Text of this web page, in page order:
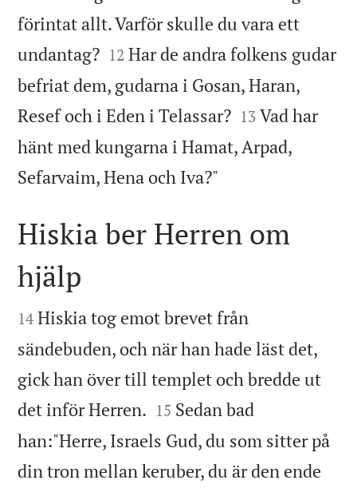
förintat allt. Varför skulle du vara ett
undantag?
12 Har de andra folkens gudar
befriat dem, gudarna i Gosan, Haran,
Resef och i Eden i Telassar?
13 Vad har
hänt med kungarna i Hamat, Arpad,
Sefarvaim, Hena och Iva?"

Hiskia ber Herren om
hjälp

14 Hiskia tog emot brevet från
sändebuden, och när han hade läst det,
gick han över till templet och bredde ut
det inför Herren. 

15 Sedan bad
han:"Herre, Israels Gud, du som sitter på
din tron mellan keruber, du är den ende